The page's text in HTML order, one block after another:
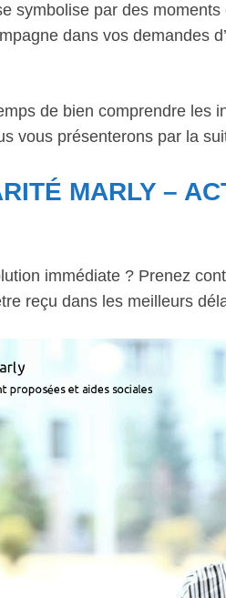
symbolise par des moments
dans vos demandes
de bien comprendre les
vous présenterons par la
MARLY –
immédiate ? Prenez
reçu dans les meilleurs